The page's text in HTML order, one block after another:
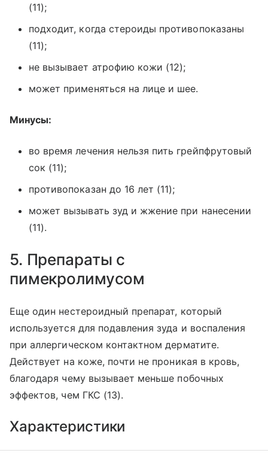
(11);
подходит, когда стероиды противопоказаны
(11);
не вызывает атрофию кожи (12);
может применяться на лице и шее.
Минусы:
во время лечения нельзя пить грейпфрутовый
сок (11);
противопоказан до 16 лет (11);
может вызывать зуд и жжение при нанесении
(11).
5. Препараты с
пимекролимусом
Еще один нестероидный препарат, который
используется для подавления зуда и воспаления
при аллергическом контактном дерматите.
Действует на коже, почти не проникая в кровь,
благодаря чему вызывает меньше побочных
эффектов, чем ГКС (13).
Характеристики